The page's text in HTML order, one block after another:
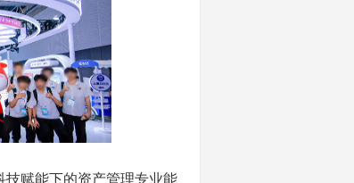
赋能下的资产管理专业能